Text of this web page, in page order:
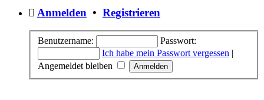
Anmelden • Registrieren
Benutzername:
Passwort:
Ich habe mein Passwort vergessen |
Angemeldet bleiben